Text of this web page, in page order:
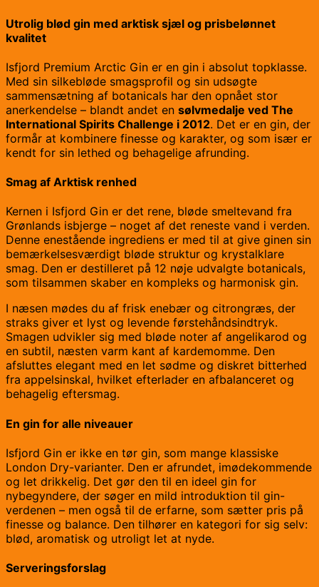
Utrolig blød gin med arktisk sjæl og prisbelønnet
kvalitet
Isfjord Premium Arctic Gin er en gin i absolut topklasse.
Med sin silkebløde smagsprofil og sin udsøgte
sammensætning af botanicals har den opnået stor
anerkendelse – blandt andet en sølvmedalje ved The
International Spirits Challenge i 2012. Det er en gin, der
formår at kombinere finesse og karakter, og som især er
kendt for sin lethed og behagelige afrunding.
Smag af Arktisk renhed
Kernen i Isfjord Gin er det rene, bløde smeltevand fra
Grønlands isbjerge – noget af det reneste vand i verden.
Denne enestående ingrediens er med til at give ginen sin
bemærkelsesværdigt bløde struktur og krystalklare
smag. Den er destilleret på 12 nøje udvalgte botanicals,
som tilsammen skaber en kompleks og harmonisk gin.
I næsen mødes du af frisk enebær og citrongræs, der
straks giver et lyst og levende førstehåndsindtryk.
Smagen udvikler sig med bløde noter af angelikarod og
en subtil, næsten varm kant af kardemomme. Den
afsluttes elegant med en let sødme og diskret bitterhed
fra appelsinskal, hvilket efterlader en afbalanceret og
behagelig eftersmag.
En gin for alle niveauer
Isfjord Gin er ikke en tør gin, som mange klassiske
London Dry-varianter. Den er afrundet, imødekommende
og let drikkelig. Det gør den til en ideel gin for
nybegyndere, der søger en mild introduktion til gin-
verdenen – men også til de erfarne, som sætter pris på
finesse og balance. Den tilhører en kategori for sig selv:
blød, aromatisk og utroligt let at nyde.
Serveringsforslag